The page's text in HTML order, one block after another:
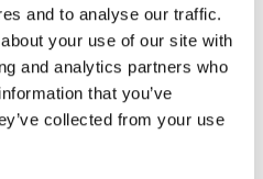
and to analyse our traffic.
your use of our site with
and analytics partners who
that you’ve
collected from your use